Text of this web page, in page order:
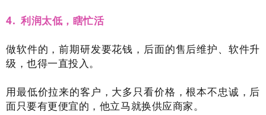
4. 利润太低，瞎忙活
做软件的，前期研发要花钱，后面的售后维护、软件升
级，也得一直投入。
用最低价拉来的客户，大多只看价格，根本不忠诚，后
面只要有更便宜的，他立马就换供应商家。